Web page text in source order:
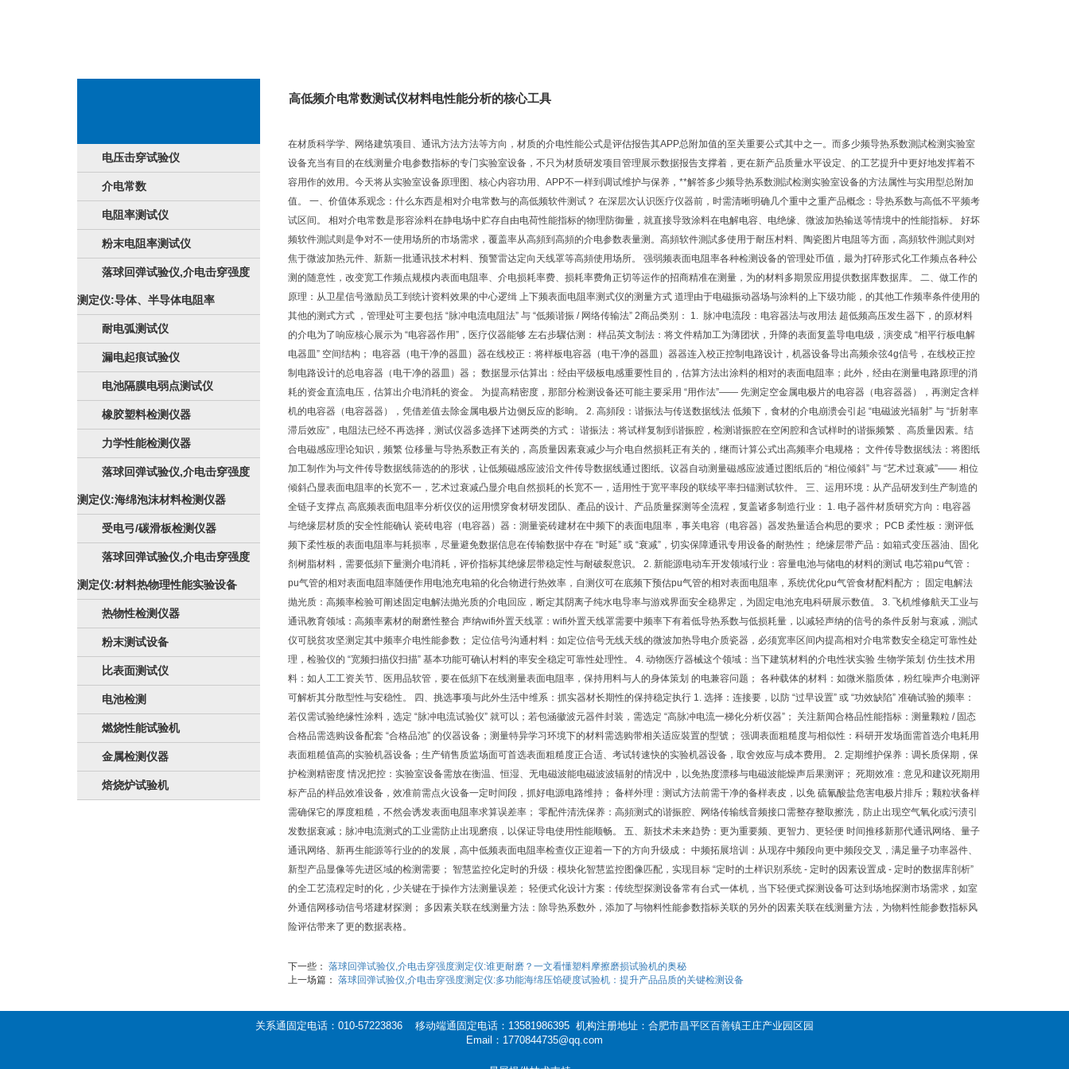
电压击穿试验仪
介电常数
电阻率测试仪
粉末电阻率测试仪
落球回弹试验仪,介电击穿强度
测定仪:导体、半导体电阻率
耐电弧测试仪
漏电起痕试验仪
电池隔膜电弱点测试仪
橡胶塑料检测仪器
力学性能检测仪器
落球回弹试验仪,介电击穿强度
测定仪:海绵泡沫材料检测仪器
受电弓/碳滑板检测仪器
落球回弹试验仪,介电击穿强度
测定仪:材料热物理性能实验设备
热物性检测仪器
粉末测试设备
比表面测试仪
电池检测
燃烧性能试验机
金属检测仪器
焙烧炉试验机
高低频介电常数测试仪材料电性能分析的核心工具
在材质科学学、网络建筑项目、通讯方法方法等方向，材质的介电性能公式是评估报告其APP总附加值的至关重要公式其中之一。而多少频导热系数測試检测实验室
设备充当有目的在线测量介电参数指标的专门实验室设备，不只为材质研发项目管理展示数据报告支撑着，更在新产品质量水平设定、的工艺提升中更好地发挥着不
容用作的效用。今天将从实验室设备原理图、核心内容功用、APP不一样到调试维护与保养，**解答多少频导热系数測試检测实验室设备的方法属性与实用型总附加
值。 一、价值体系观念：什么东西是相对介电常数与的高低频软件测试？ 在深层次认识医疗仪器前，时需清晰明确几个重中之重产品概念：导热系数与高低不平频考
试区间。 相对介电常数是形容涂料在静电场中贮存自由电荷性能指标的物理防御量，就直接导致涂料在电解电容、电绝缘、微波加热输送等情境中的性能指标。 好坏
频软件測試则是争对不一使用场所的市场需求，覆盖率从高頻到高頻的介电参数表量测。高頻软件測試多使用于耐压村料、陶瓷图片电阻等方面，高頻软件測試则对
焦于微波加热元件、新新一批通讯技术村料、预警雷达定向天线罩等高頻使用场所。 强弱频表面电阻率各种检测设备的管理处币值，最为打碎形式化工作频点各种公
测的随意性，改变宽工作频点规模内表面电阻率、介电损耗率费、损耗率费角正切等运作的招商精准在测量，为的材料多期景应用提供数据库数据库。 二、做工作的
原理：从卫星信号激励员工到统计资料效果的中心逻缉 上下频表面电阻率测式仪的测量方式 道理由于电磁振动器场与涂料的上下级功能，的其他工作频率条件使用的
其他的测式方式 ，管理处可主要包括 “脉冲电流电阻法” 与 “低频谐振 / 网络传输法” 2商品类别： 1. 脉冲电流段：电容器法与改用法 超低频高压发生器下，的原材料
的介电为了响应核心展示为 “电容器作用”，医疗仪器能够 左右步驟估测： 样品英文制法：将文件精加工为薄团状，升降的表面复盖导电电级，演变成 “相平行板电解
电器皿” 空间结构； 电容器（电干净的器皿）器在线校正：将样板电容器（电干净的器皿）器器连入校正控制电路设计，机器设备导出高频余弦4g信号，在线校正控
制电路设计的总电容器（电干净的器皿）器； 数据显示估算出：经由平级板电感重要性目的，估算方法出涂料的相对的表面电阻率；此外，经由在测量电路原理的消
耗的资金直流电压，估算出介电消耗的资金。 为提高精密度，那部分检测设备还可能主要采用 “用作法”—— 先测定空金属电极片的电容器（电容器器），再测定含样
机的电容器（电容器器），凭借差值去除金属电极片边侧反应的影晌。 2. 高頻段：谐振法与传送数据线法 低频下，食材的介电崩溃会引起 “电磁波光辐射” 与 “折射率
滞后效应”，电阻法已经不再选择，测试仪器多选择下述两类的方式： 谐振法：将试样复制到谐振腔，检测谐振腔在空闲腔和含试样时的谐振频繁 、高质量因素。结
合电磁感应理论知识，频繁 位移量与导热系数正有关的，高质量因素衰减少与介电自然损耗正有关的，继而计算公式出高频率介电规格； 文件传导数据线法：将图纸
加工制作为与文件传导数据线筛选的的形状，让低频磁感应波沿文件传导数据线通过图纸。议器自动测量磁感应波通过图纸后的 “相位倾斜” 与 “艺术过衰减”—— 相位
倾斜凸显表面电阻率的长宽不一，艺术过衰减凸显介电自然损耗的长宽不一，适用性于宽平率段的联续平率扫锚测试软件。 三、运用环境：从产品研发到生产制造的
全链子支撑点 高底频表面电阻率分析仪仪的运用惯穿食材研发团队、產品的设计、产品质量探测等全流程，复盖诸多制造行业： 1. 电子器件材质研究方向：电容器
与绝缘层材质的安全性能确认 瓷砖电容（电容器）器：測量瓷砖建材在中频下的表面电阻率，事关电容（电容器）器发热量适合构思的要求； PCB 柔性板：测评低
频下柔性板的表面电阻率与耗损率，尽量避免数据信息在传输数据中存在 “时延” 或 “衰减”，切实保障通讯专用设备的耐热性； 绝缘层带产品：如箱式变压器油、固化
剂树脂材料，需要低頻下量测介电消耗，评价指标其绝缘层带稳定性与耐破裂意识。 2. 新能源电动车开发领域行业：容量电池与储电的材料的测试 电芯箱pu气管：
pu气管的相对表面电阻率随便作用电池充电箱的化合物进行热效率，自测仪可在底频下预估pu气管的相对表面电阻率，系统优化pu气管食材配料配方； 固定电解法
抛光质：高频率检验可阐述固定电解法抛光质的介电回应，断定其阴离子纯水电导率与游戏界面安全稳界定，为固定电池充电科研展示数值。 3. 飞机维修航天工业与
通讯教育领域：高频率素材的耐磨性整合 声纳wifi外置天线罩：wifi外置天线罩需要中频率下有着低导热系数与低损耗量，以减轻声纳的信号的条件反射与衰减，測試
仪可脱贫攻坚测定其中频率介电性能参数； 定位信号沟通村料：如定位信号无线天线的微波加热导电介质瓷器，必须宽率区间内提高相对介电常数安全稳定可靠性处
理，检验仪的 “宽频扫描仪扫描” 基本功能可确认村料的率安全稳定可靠性处理性。 4. 动物医疗器械这个领域：当下建筑材料的介电性状实验 生物学策划 仿生技术用
料：如人工工资关节、医用品软管，要在低頻下在线测量表面电阻率，保持用料与人的身体策划 的电兼容问题； 各种载体的材料：如微米脂质体，粉红噪声介电测评
可解析其分散型性与安稳性。 四、挑选事项与此外生活中维系：抓实器材长期性的保持稳定执行 1. 选择：连接要，以防 “过早设置” 或 “功效缺陷” 准确试验的频率：
若仅需试验绝缘性涂料，选定 “脉冲电流试验仪” 就可以；若包涵徽波元器件封装，需选定 “高脉冲电流一梯化分析仪器”； 关注新闻合格品性能指标：测量颗粒 / 固态
合格品需选购设备配套 “合格品池” 的仪器设备；测量特异学习环境下的材料需选购带相关适应裝置的型號； 强调表面粗糙度与相似性：科研开发场面需首选介电耗用
表面粗糙值高的实验机器设备；生产销售质监场面可首选表面粗糙度正合适、考试转速快的实验机器设备，取舍效应与成本费用。 2. 定期维护保养：调长质保期，保
护检测精密度 情况把控：实验室设备需放在衡温、恒湿、无电磁波能电磁波波辐射的情况中，以免热度漂移与电磁波能燥声后果测评； 死期效准：意见和建议死期用
标产品的样品效准设备，效准前需点火设备一定时间段，抓好电源电路维持； 备样外理：测试方法前需干净的备样表皮，以免 硫氰酸盐危害电极片排斥；颗粒状备样
需确保它的厚度粗糙，不然会诱发表面电阻率求算误差率； 零配件清洗保养：高頻测式的谐振腔、网络传输线音频接口需整存整取擦洗，防止出现空气氧化或污渍引
发数据衰减；脉冲电流测式的工业需防止出现磨痕，以保证导电使用性能顺畅。 五、新技术未来趋势：更为重要频、更智力、更轻便 时间推移新那代通讯网络、量子
通讯网络、新再生能源等行业的的发展，高中低频表面电阻率检查仪正迎着一下的方向升级成： 中频拓展培训：从现存中频段向更中频段交叉，满足量子功率器件、
新型产品显像等先进区域的检测需要； 智慧监控化定时的升级：模块化智慧监控图像匹配，实现目标 “定时的土样识别系统 - 定时的因素设置成 - 定时的数据库剖析”
的全工艺流程定时的化，少关键在于操作方法测量误差； 轻便式化设计方案：传统型探测设备常有台式一体机，当下轻便式探测设备可达到场地探测市场需求，如室
外通信网移动信号塔建材探测； 多因素关联在线测量方法：除导热系数外，添加了与物料性能参数指标关联的另外的因素关联在线测量方法，为物料性能参数指标风
险评估带来了更的数据表格。
下一些： 落球回弹试验仪,介电击穿强度测定仪:谁更耐磨？一文看懂塑料摩擦磨损试验机的奥秘
上一场篇： 落球回弹试验仪,介电击穿强度测定仪:多功能海绵压馅硬度试验机：提升产品品质的关键检测设备
关系通固定电话：010-57223836 移动端通固定电话：13581986395 机构注册地址：合肥市昌平区百善镇王庄产业园区园
Email：1770844735@qq.com